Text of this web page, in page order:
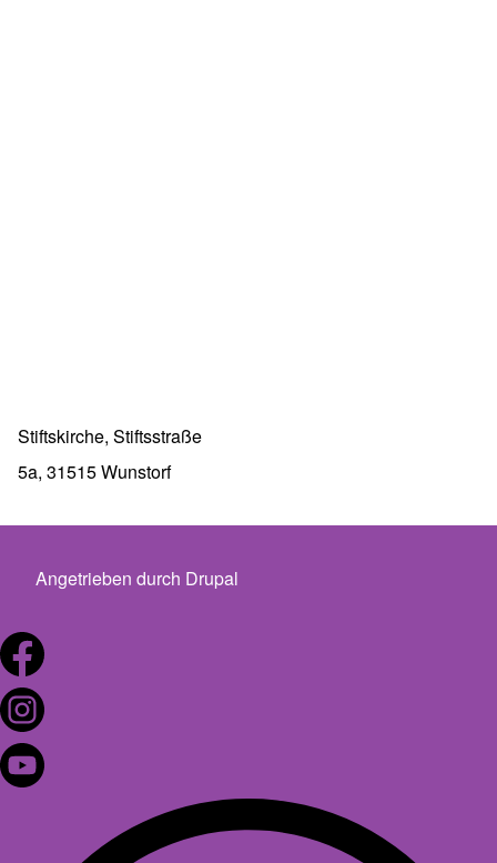
Stiftskirche, Stiftsstraße
5a, 31515 Wunstorf
Angetrieben durch Drupal